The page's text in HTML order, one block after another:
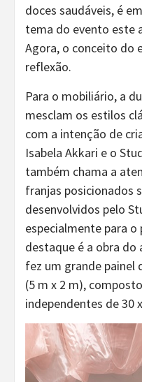
doces saudáveis, é
tema do evento este
Agora, o conceito do
reflexão.
Para o mobiliário, a
mesclam os estilos
com a intenção de
Isabela Akkari e o
também chama a
franjas posicionados
desenvolvidos pelo
especialmente para
destaque é a obra
fez um grande painel
(5 m x 2 m),
independentes de 30